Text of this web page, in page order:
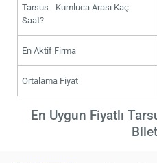
Tarsus - Kumluca Arası Kaç
Saat?
En Aktif Firma
Ortalama Fiyat
En Uygun Fiyatlı